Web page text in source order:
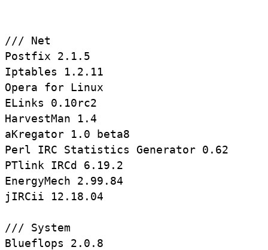
/// Net
Postfix 2.1.5
Iptables 1.2.11
Opera for Linux
ELinks 0.10rc2
HarvestMan 1.4
aKregator 1.0 beta8
Perl IRC Statistics Generator 0.62
PTlink IRCd 6.19.2
EnergyMech 2.99.84
jIRCii 12.18.04
/// System
Blueflops 2.0.8